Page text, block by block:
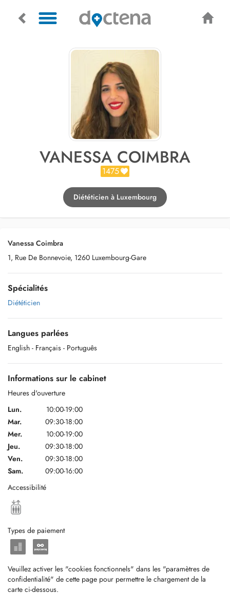
VANESSA COIMBRA
1475
Diététicien à Luxembourg
Vanessa Coimbra
1, Rue De Bonnevoie, 1260 Luxembourg-Gare
Spécialités
Diététicien
Langues parlées
English - Français - Português
Informations sur le cabinet
Heures d'ouverture
Lun.
10:00-19:00
Mar.
09:30-18:00
Mer.
10:00-19:00
Jeu.
09:30-18:00
Ven.
09:30-18:00
Sam.
09:00-16:00
Accessibilité
Types de paiement
Veuillez activer les "cookies fonctionnels" dans les "paramètres de
confidentialité" de cette page pour permettre le chargement de la
carte ci-dessous.